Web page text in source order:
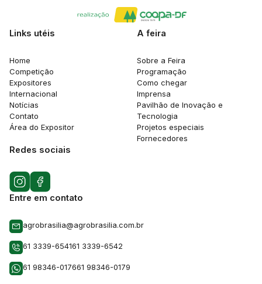
Links utéis
Home
Competição
Expositores
Internacional
Notícias
Contato
Área do Expositor
A feira
Sobre a Feira
Programação
Como chegar
Imprensa
Pavilhão de Inovação e
Tecnologia
Projetos especiais
Fornecedores
Redes sociais
Entre em contato
agrobrasilia@agrobrasilia.com.br
61 3339-654161 3339-6542
61 98346-017661 98346-0179